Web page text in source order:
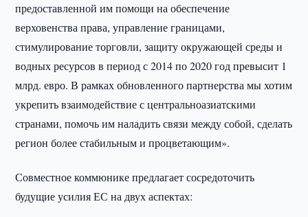
предоставленной им помощи на обеспечение
верховенства права, управление границами,
стимулирование торговли, защиту окружающей среды и
водных ресурсов в период с 2014 по 2020 год превысит 1
млрд. евро. В рамках обновленного партнерства мы хотим
укрепить взаимодействие с центральноазиатскими
странами, помочь им наладить связи между собой, сделать
регион более стабильным и процветающим».
Совместное коммюнике предлагает сосредоточить
будущие усилия ЕС на двух аспектах: